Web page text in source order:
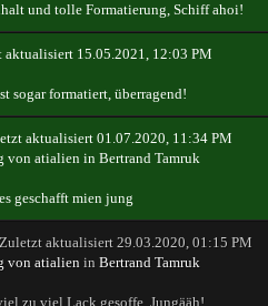
und tolle Formatierung, Schiff ahoi!
aktualisiert 15.05.2021, 12:03 PM
sogar formatiert, überragend!
aktualisiert 01.07.2020, 11:34 PM
von atialienin Bertrand Tamruk
geschafft mien jung
aktualisiert 29.03.2020, 01:15 PM
von atialienin Bertrand Tamruk
zu viel Lack gesoffe, Jungääh!